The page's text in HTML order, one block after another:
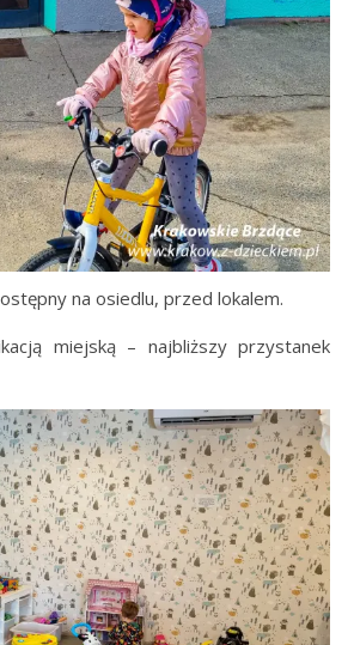
na osiedlu, przed lokalem.
miejską – najbliższy przystanek